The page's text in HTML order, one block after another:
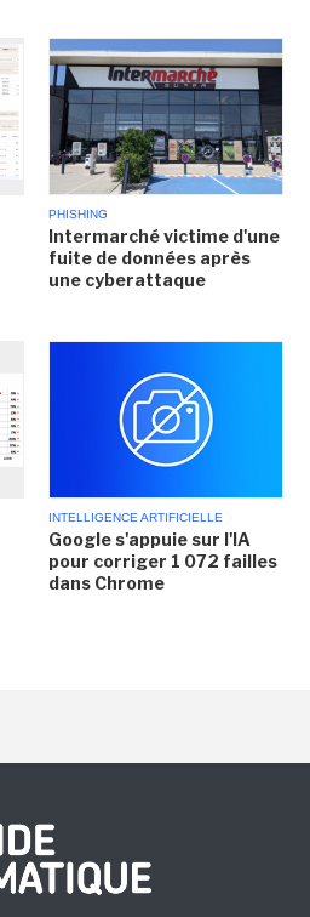
PHISHING
Intermarché victime d'une
fuite de données après
une cyberattaque
INTELLIGENCE ARTIFICIELLE
Google s'appuie sur l'IA
pour corriger 1 072 failles
dans Chrome